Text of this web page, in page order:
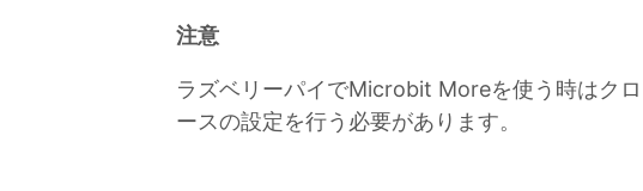
注意
ラズベリーパイでMicrobit Moreを使う時はク
ースの設定を行う必要があります。